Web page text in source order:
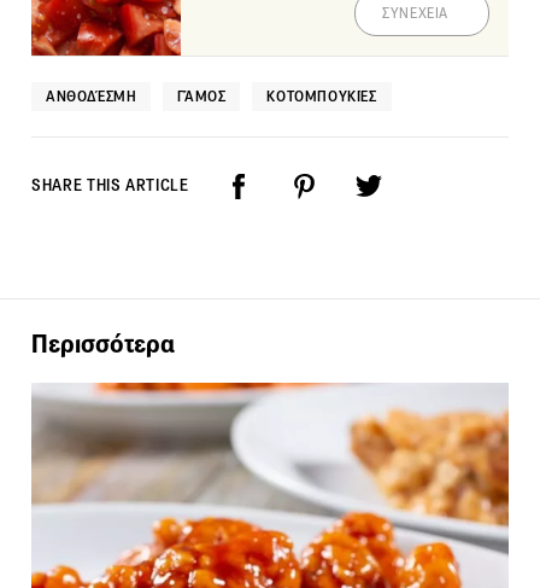
ΣΥΝΕΧΕΙΑ
ΑΝΘΟΔΈΣΜΗ ΓΆΜΟΣ ΚΟΤΟΜΠΟΥΚΙΈΣ
SHARE THIS ARTICLE
Περισσότερα